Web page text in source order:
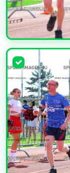
УВЕЛИЧИТЬ